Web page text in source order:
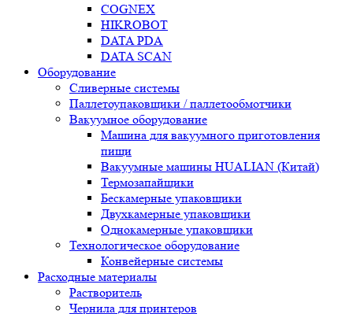
COGNEX
HIKROBOT
DATA PDA
DATA SCAN
Оборудование
Сливерные системы
Паллетоупаковщики / паллетообмотчики
Вакуумное оборудование
Машина для вакуумного приготовления
пищи
Вакуумные машины HUALIAN (Китай)
Термозапайщики
Бескамерные упаковщики
Двухкамерные упаковщики
Однокамерные упаковщики
Технологическое оборудование
Конвейерные системы
Расходные материалы
Растворитель
Чернила для принтеров